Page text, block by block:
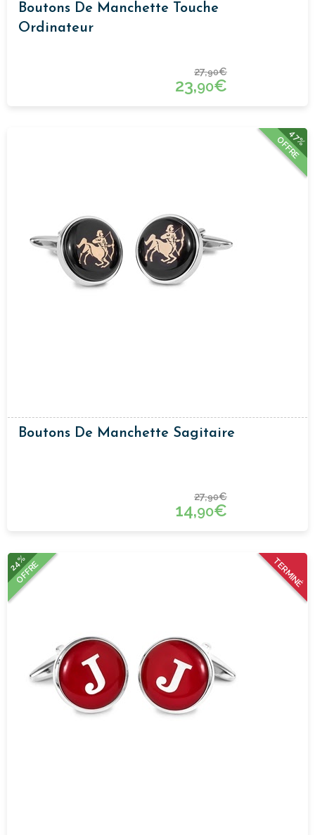
Boutons De Manchette Touche
Ordinateur
27,90€
23,90€
47%
OFFRE
Boutons De Manchette Sagitaire
27,90€
14,90€
TERMINÉ
24%
OFFRE